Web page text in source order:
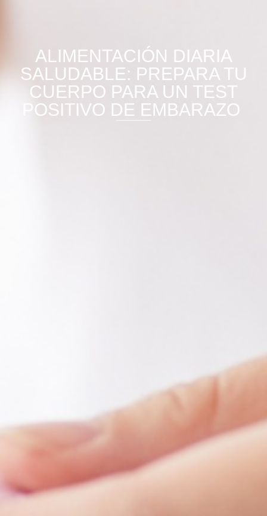
ALIMENTACIÓN DIARIA
SALUDABLE: PREPARA TU
CUERPO PARA UN TEST
POSITIVO DE EMBARAZO